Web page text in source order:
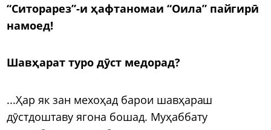
“Ситорарез”-и ҳафтаномаи “Оила” пайгирӣ
намоед!
Шавҳарат туро дӯст медорад?
...Ҳар як зан мехоҳад барои шавҳараш
дӯстдоштаву ягона бошад. Муҳаббату